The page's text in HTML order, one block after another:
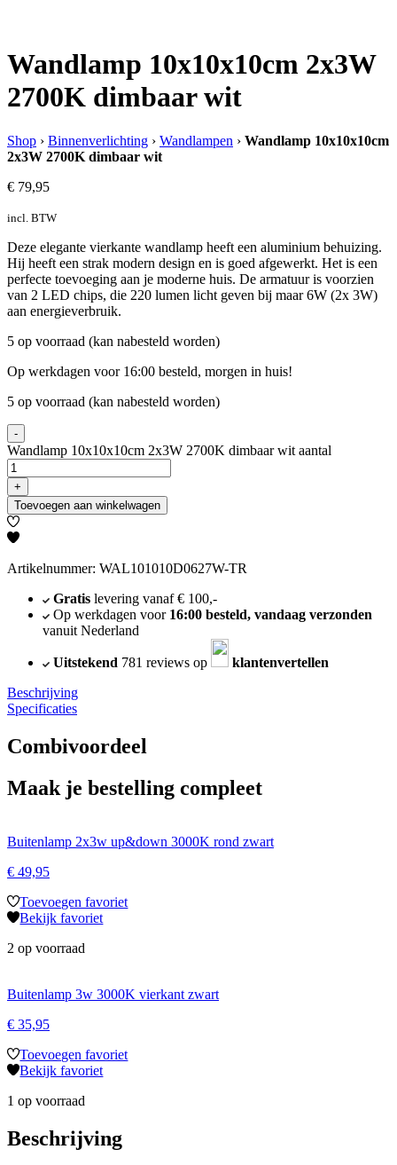
Wandlamp 10x10x10cm 2x3W
2700K dimbaar wit
Shop › Binnenverlichting › Wandlampen › Wandlamp 10x10x10cm
2x3W 2700K dimbaar wit
€ 79,95
incl. BTW
Deze elegante vierkante wandlamp heeft een aluminium behuizing.
Hij heeft een strak modern design en is goed afgewerkt. Het is een
perfecte toevoeging aan je moderne huis. De armatuur is voorzien
van 2 LED chips, die 220 lumen licht geven bij maar 6W (2x 3W)
aan energieverbruik.
5 op voorraad (kan nabesteld worden)
Op werkdagen voor 16:00 besteld, morgen in huis!
5 op voorraad (kan nabesteld worden)
-
Wandlamp 10x10x10cm 2x3W 2700K dimbaar wit aantal
+
Toevoegen aan winkelwagen
Artikelnummer: WAL101010D0627W-TR
Gratislevering vanaf € 100,-
Op werkdagen voor 16:00 besteld, vandaag verzonden
vanuit Nederland
Uitstekend 781 reviews op
klantenvertellen
Beschrijving
Specificaties
Combivoordeel
Maak je bestelling compleet
Buitenlamp 2x3w up&down 3000K rond zwart
€ 49,95
Toevoegen favoriet
Bekijk favoriet
2 op voorraad
Buitenlamp 3w 3000K vierkant zwart
€ 35,95
Toevoegen favoriet
Bekijk favoriet
1 op voorraad
Beschrijving